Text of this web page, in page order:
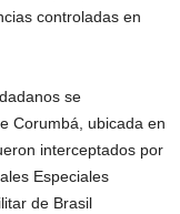
controladas en
se
Corumbá, ubicada en
interceptados por
Especiales
de Brasil